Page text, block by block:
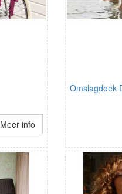
Meer info
Omslagdoek